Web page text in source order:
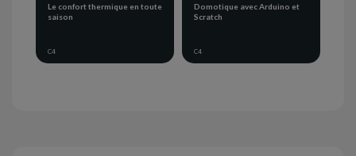
Le confort thermique en toute
saison
C4
Domotique avec Arduino et
Scratch
C4